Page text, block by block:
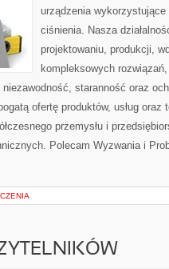
urządzenia
ciśnienia. Nasza
projektowaniu, produkcji,
kompleksowych
staranność oraz
ofertę produktów, usług oraz
przemysłu i
Polecam Wyzwania i